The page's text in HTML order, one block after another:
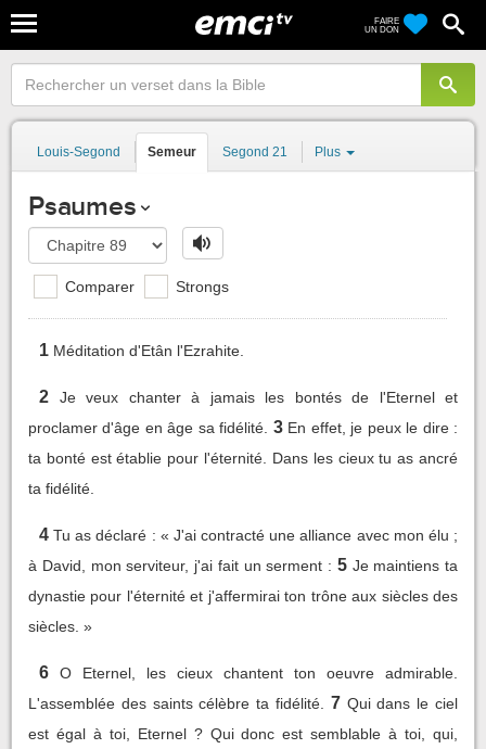
FAIRE
UN DON
Louis-Segond Semeur Segond 21 Plus
Psaumes
Comparer Strongs
1 Méditation d'Etân l'Ezrahite.
2
Je veux chanter à jamais les bontés de l'Eternel et
proclamer d'âge en âge sa fidélité. 3 En effet, je peux le dire :
ta bonté est établie pour l'éternité. Dans les cieux tu as ancré
ta fidélité.
4 Tu as déclaré : « J'ai contracté une alliance avec mon élu ;
à David, mon serviteur, j'ai fait un serment : 5 Je maintiens ta
dynastie pour l'éternité et j'affermirai ton trône aux siècles des
siècles. »
6
O Eternel, les cieux chantent ton oeuvre admirable.
L'assemblée des saints célèbre ta fidélité.
7 Qui dans le ciel
est égal à toi, Eternel ? Qui donc est semblable à toi, qui,